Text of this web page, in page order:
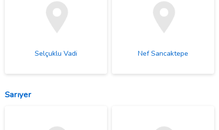
Selçuklu Vadi Nef Sancaktepe
Sarıyer